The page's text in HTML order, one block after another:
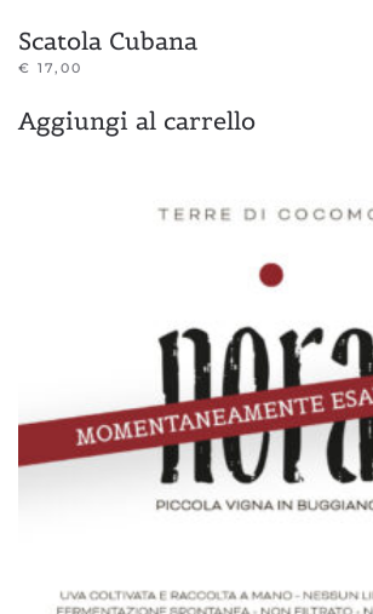
Scatola Cubana
€ 17,00
Aggiungi al carrello